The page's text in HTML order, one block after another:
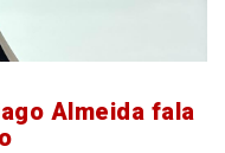
Almeida fala